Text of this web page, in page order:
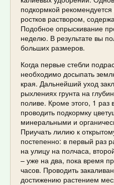
подкормкой
ростков раствором,
Подобное опрыскивание
неделю. В результате вы
больших размеров.
Когда первые стебли
необходимо досыпать
края. Дальнейший уход
рыхлениях грунта на
поливе. Кроме этого, 1 раз
проводить подкормку
минеральными и
Приучать лилию к
постепенно: в первый раз
на улицу на полчаса,
– уже на два, пока время
часов. Проводить
достижению растением